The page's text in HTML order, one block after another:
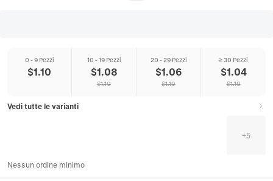
0 - 9 Pezzi
$1.10
10 - 19 Pezzi
$1.08
$1.10
20 - 29 Pezzi
$1.06
$1.10
≥ 30 Pezzi
$1.04
$1.10
Vedi tutte le varianti
+5
Nessun ordine minimo